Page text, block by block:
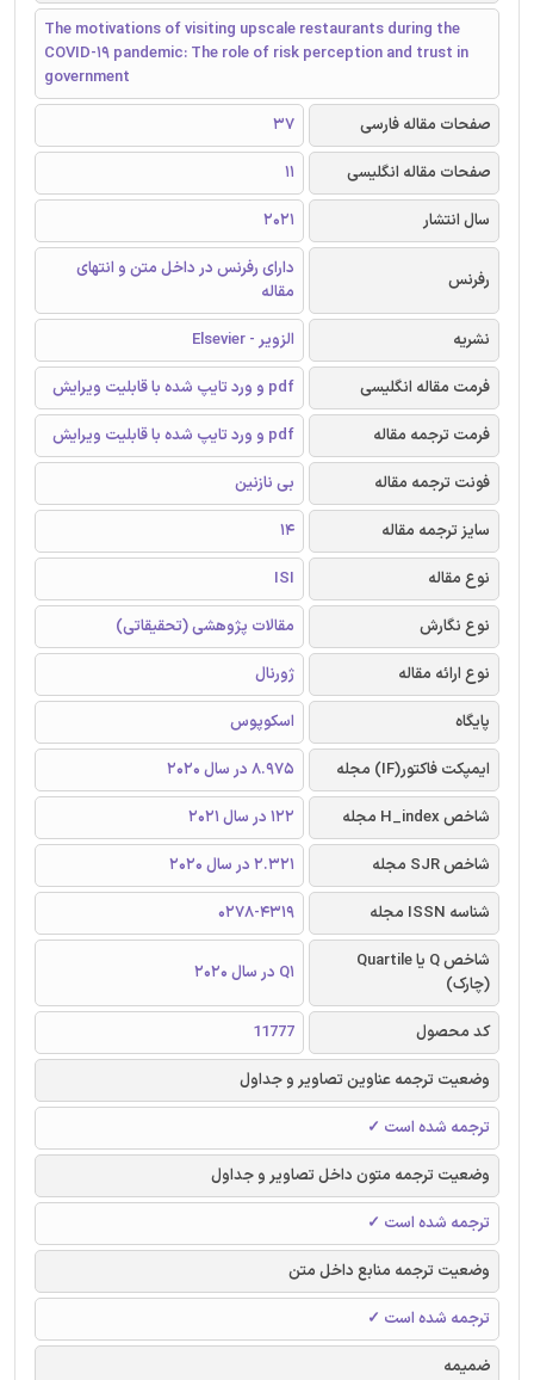
The motivations of visiting upscale restaurants during the
COVID-19 pandemic: The role of risk perception and trust in
government
صفحات مقاله فارسی
37
صفحات مقاله انگلیسی
11
سال انتشار
2021
رفرنس
دارای رفرنس در داخل متن و انتهای
مقاله
نشریه
الزویر - Elsevier
فرمت مقاله انگلیسی
pdf و ورد تایپ شده با قابلیت ویرایش
فرمت ترجمه مقاله
pdf و ورد تایپ شده با قابلیت ویرایش
فونت ترجمه مقاله
بی نازنین
سایز ترجمه مقاله
14
نوع مقاله
ISI
نوع نگارش
مقالات پژوهشی (تحقیقاتی)
نوع ارائه مقاله
ژورنال
پایگاه
اسکوپوس
ایمپکت فاکتور(IF) مجله
8.975 در سال 2020
شاخص H_index مجله
122 در سال 2021
شاخص SJR مجله
2.321 در سال 2020
شناسه ISSN مجله
0278-4319
شاخص Q یا Quartile
(چارک)
Q1 در سال 2020
کد محصول
11777
وضعیت ترجمه عناوین تصاویر و جداول
ترجمه شده است ✓
وضعیت ترجمه متون داخل تصاویر و جداول
ترجمه شده است ✓
وضعیت ترجمه منابع داخل متن
ترجمه شده است ✓
ضمیمه